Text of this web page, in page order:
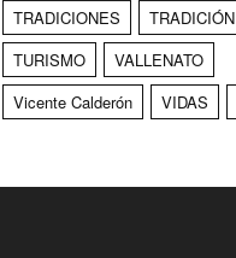
TRADICIONES
TRADICIÓN
TURISMO
VALLENATO
Vicente Calderón
VIDAS